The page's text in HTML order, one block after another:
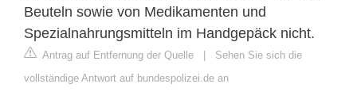
Beuteln sowie von Medikamenten und
Spezialnahrungsmitteln im Handgepäck nicht.
Antrag auf Entfernung der Quelle | Sehen Sie sich die
vollständige Antwort auf bundespolizei.de an